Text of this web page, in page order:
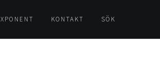
XPONENT KONTAKT SÖK